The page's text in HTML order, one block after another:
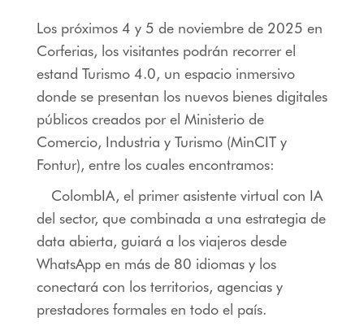
Los próximos 4 y 5 de noviembre de 2025 en
Corferias, los visitantes podrán recorrer el
estand Turismo 4.0, un espacio inmersivo
donde se presentan los nuevos bienes digitales
públicos creados por el Ministerio de
Comercio, Industria y Turismo (MinCIT y
Fontur), entre los cuales encontramos:
ColombIA, el primer asistente virtual con IA
del sector, que combinada a una estrategia de
data abierta, guiará a los viajeros desde
WhatsApp en más de 80 idiomas y los
conectará con los territorios, agencias y
prestadores formales en todo el país.